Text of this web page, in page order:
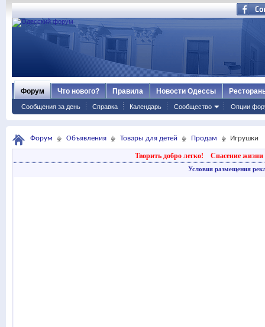
Форум
Сообщения за день Справка Календарь Сообщество Опции
Что нового? Правила Новости Одессы
Форум Объявления Товары для детей Продам Игрушки
Творить добро легко! Спасение жизни
Условия размещения